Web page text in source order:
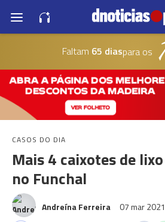
Faltam 65 diaspara os
CASOS DO DIA
Mais 4 caixotes de
no Funchal
Andreína Ferreira 07 mar 2021